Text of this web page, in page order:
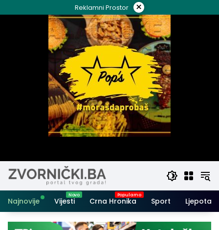
to
Reklamni Prostor ×
Najnovije Vijesti Crna Hronika Sport Ljepota i